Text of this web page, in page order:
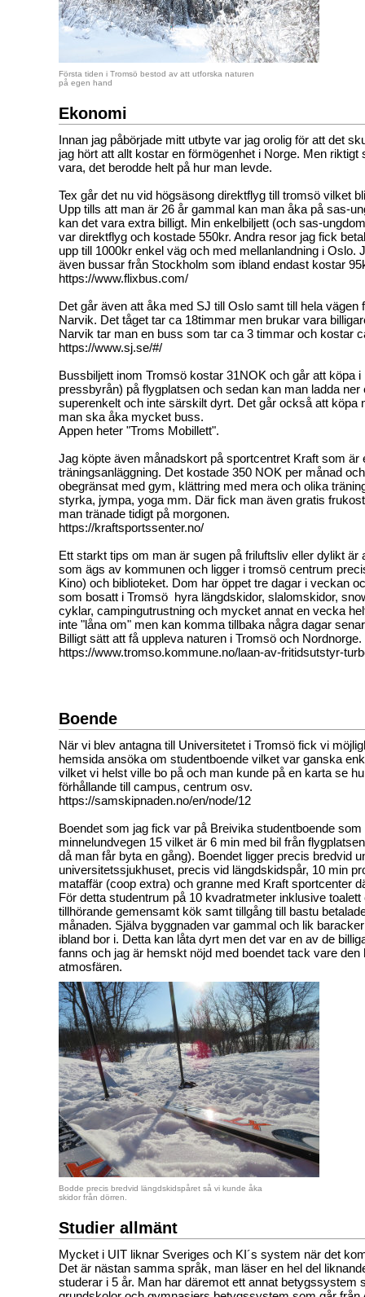
Första tiden i Tromsö bestod av att utforska naturen
på egen hand
Ekonomi
Innan jag påbörjade mitt utbyte var jag orolig för att det
jag hört att allt kostar en förmögenhet i Norge. Men riktigt
vara, det berodde helt på hur man levde.
Tex går det nu vid högsäsong direktflyg till tromsö vilket
Upp tills att man är 26 år gammal kan man åka på sas-
kan det vara extra billigt. Min enkelbiljett (och sas-
var direktflyg och kostade 550kr. Andra resor jag fick
upp till 1000kr enkel väg och med mellanlandning i Oslo.
även bussar från Stockholm som ibland endast kostar
https://www.flixbus.com/
Det går även att åka med SJ till Oslo samt till hela vägen
Narvik. Det tåget tar ca 18timmar men brukar vara
Narvik tar man en buss som tar ca 3 timmar och kostar
https://www.sj.se/#/
Bussbiljett inom Tromsö kostar 31NOK och går att köpa
pressbyrån) på flygplatsen och sedan kan man ladda ner
superenkelt och inte särskilt dyrt. Det går också att köpa
man ska åka mycket buss.
Appen heter "Troms Mobillett".
Jag köpte även månadskort på sportcentret Kraft som är
träningsanläggning. Det kostade 350 NOK per månad
obegränsat med gym, klättring med mera och olika
styrka, jympa, yoga mm. Där fick man även gratis
man tränade tidigt på morgonen.
https://kraftsportssenter.no/
Ett starkt tips om man är sugen på friluftsliv eller dylikt är
som ägs av kommunen och ligger i tromsö centrum
Kino) och biblioteket. Dom har öppet tre dagar i veckan
som bosatt i Tromsö hyra längdskidor, slalomskidor,
cyklar, campingutrustning och mycket annat en vecka
inte "låna om" men kan komma tillbaka några dagar
Billigt sätt att få uppleva naturen i Tromsö och Nordnorge.
https://www.tromso.kommune.no/laan-av-fritidsutstyr-
Boende
När vi blev antagna till Universitetet i Tromsö fick vi
hemsida ansöka om studentboende vilket var ganska
vilket vi helst ville bo på och man kunde på en karta se
förhållande till campus, centrum osv.
https://samskipnaden.no/en/node/12
Boendet som jag fick var på Breivika studentboende som
minnelundvegen 15 vilket är 6 min med bil från
då man får byta en gång). Boendet ligger precis bredvid
universitetssjukhuset, precis vid längdskidspår, 10 min
mataffär (coop extra) och granne med Kraft sportcenter
För detta studentrum på 10 kvadratmeter inklusive
tillhörande gemensamt kök samt tillgång till bastu
månaden. Själva byggnaden var gammal och lik
ibland bor i. Detta kan låta dyrt men det var en av de
fanns och jag är hemskt nöjd med boendet tack vare den
atmosfären.
Bodde precis bredvid längdskidspåret så vi kunde åka
skidor från dörren.
Studier allmänt
Mycket i UIT liknar Sveriges och KI´s system när det
Det är nästan samma språk, man läser en hel del
studerar i 5 år. Man har däremot ett annat betygssystem